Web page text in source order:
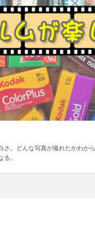
さ。どんな写真が撮れたかわか
。